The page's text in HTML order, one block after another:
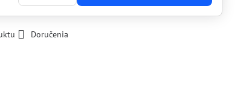
Doručenia